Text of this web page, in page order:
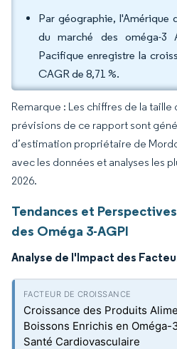
Par géographie, l'Amérique
du marché des oméga-3
Pacifique enregistre la
CAGR de 8,71 %.
Remarque : Les chiffres de la taille
prévisions de ce rapport sont
d’estimation propriétaire de
avec les données et analyses les
2026.
Tendances et
des Oméga 3-AGPI
Analyse de l'Impact des
Croissance des Produits
Boissons Enrichis en
Santé Cardiovasculaire